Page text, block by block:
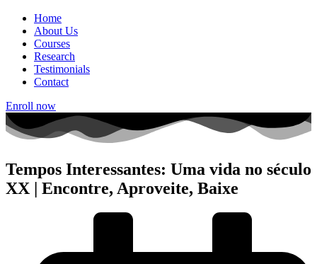
Home
About Us
Courses
Research
Testimonials
Contact
Enroll now
Tempos Interessantes: Uma vida no século
XX | Encontre, Aproveite, Baixe